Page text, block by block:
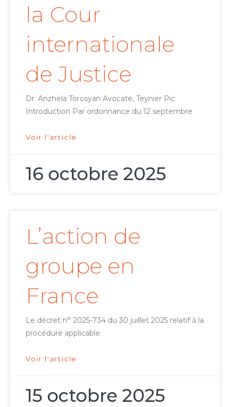
la Cour
internationale
de Justice
Dr. Anzhela Torosyan Avocate, Teynier Pic
Introduction Par ordonnance du 12 septembre
Voir l'article
16 octobre 2025
L’action de
groupe en
France
Le décret n° 2025-734 du 30 juillet 2025 relatif à la
procédure applicable
Voir l'article
15 octobre 2025